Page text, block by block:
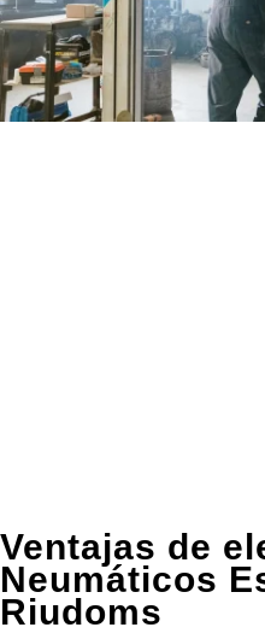
Ventajas de
Neumáticos
Riudoms